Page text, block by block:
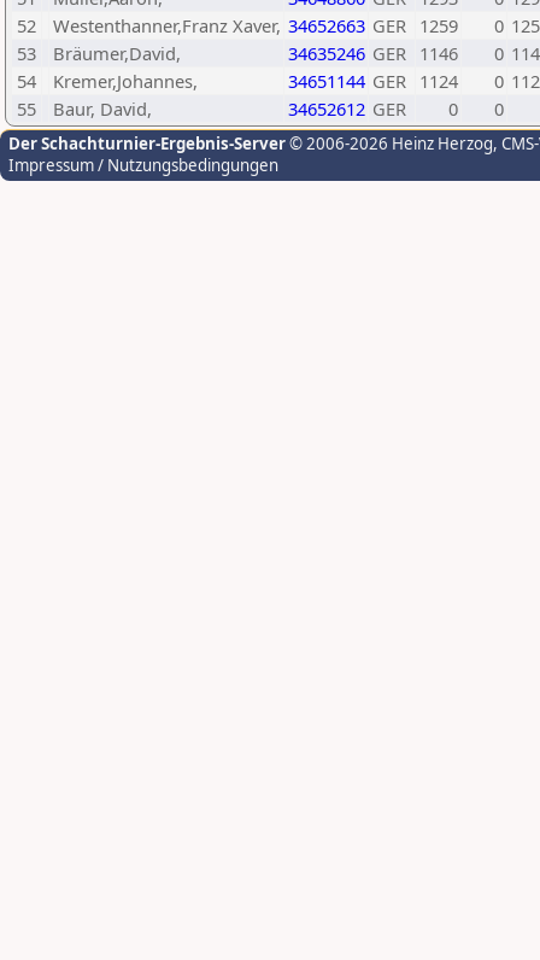
52
Westenthanner,Franz Xaver, 34652663 GER 1259 0
53
Bräumer,David, 34635246 GER 1146 0
54
Kremer,Johannes, 34651144 GER 1124 0
55
Baur, David, 34652612 GER 0 0
Der Schachturnier-Ergebnis-Server© 2006-2026 Heinz Herzog,
Impressum / Nutzungsbedingungen